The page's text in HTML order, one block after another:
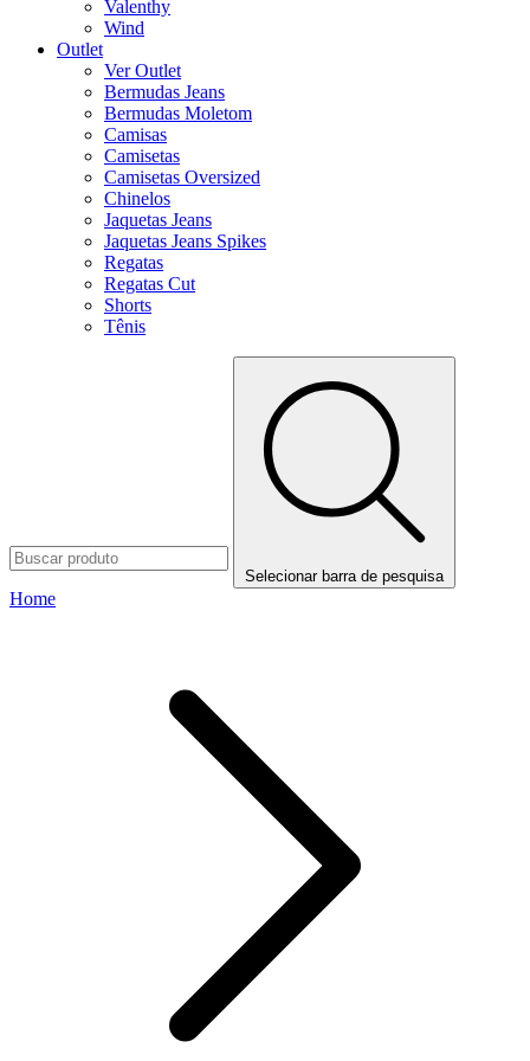
Valenthy
Wind
Outlet
Ver Outlet
Bermudas Jeans
Bermudas Moletom
Camisas
Camisetas
Camisetas Oversized
Chinelos
Jaquetas Jeans
Jaquetas Jeans Spikes
Regatas
Regatas Cut
Shorts
Tênis
Selecionar barra de pesquisa
Home